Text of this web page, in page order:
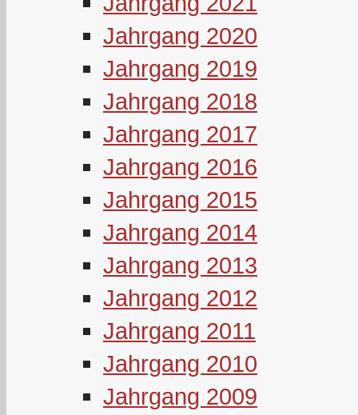
Jahrgang 2020
Jahrgang 2019
Jahrgang 2018
Jahrgang 2017
Jahrgang 2016
Jahrgang 2015
Jahrgang 2014
Jahrgang 2013
Jahrgang 2012
Jahrgang 2011
Jahrgang 2010
Jahrgang 2009